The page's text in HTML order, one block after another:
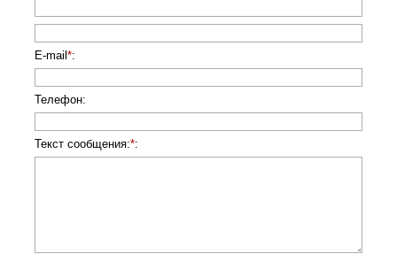
E-mail*:
Телефон:
Текст сообщения:*: